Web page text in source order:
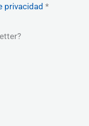
privacidad *